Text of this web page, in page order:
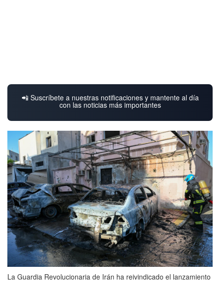
📲 Suscríbete a nuestras notificaciones y mantente al día
con las noticias más importantes
La Guardia Revolucionaria de Irán ha reivindicado el lanzamiento